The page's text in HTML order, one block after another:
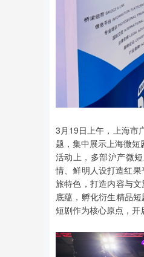
3月19日上午，上海市
题，集中展示上海微短
活动上，多部沪产微
情、鲜明人设打造红
旅特色，打造内容与
底蕴，孵化衍生精品
短剧作为核心原点，开